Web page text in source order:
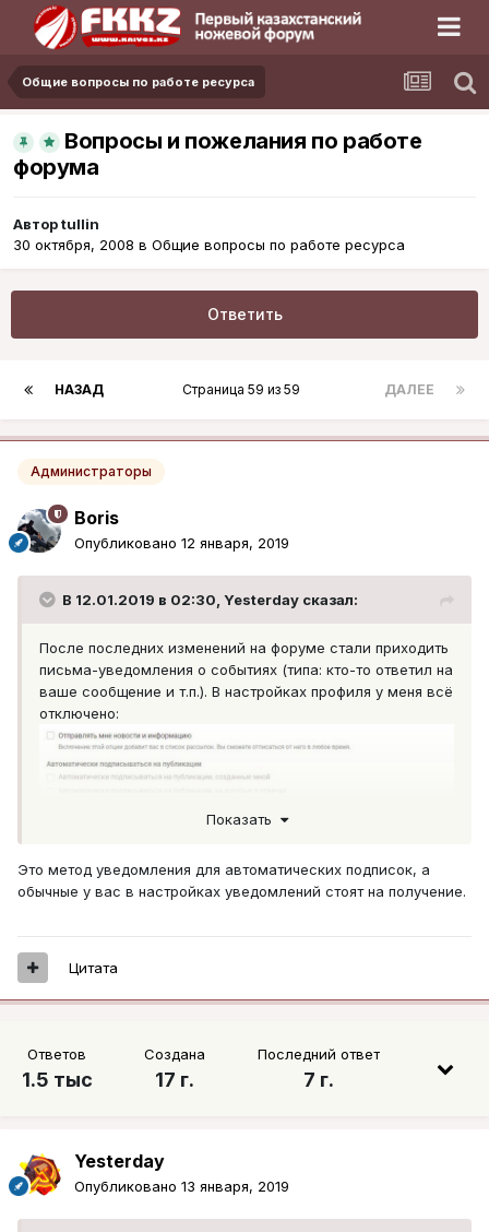
Общие вопросы по работе ресурса
Вопросы и пожелания по работе
форума
Авторtullin
30 октября, 2008 в Общие вопросы по работе ресурса
Ответить
НАЗАД ДАЛЕЕ
Страница 59 из 59
Администраторы
Boris
Опубликовано 12 января, 2019
В 12.01.2019 в 02:30, Yesterday сказал:
После последних изменений на форуме стали приходить
письма-уведомления о событиях (типа: кто-то ответил на
ваше сообщение и т.п.). В настройках профиля у меня всё
отключено:
... однако, письма продолжают приходить. Пожалуйста -
поправьте.
Показать
Это метод уведомления для автоматических подписок, а
обычные у вас в настройках уведомлений стоят на получение.
Цитата
Ответов
1.5 тыс
Создана
17 г.
Последний ответ
7 г.
Yesterday
Опубликовано 13 января, 2019